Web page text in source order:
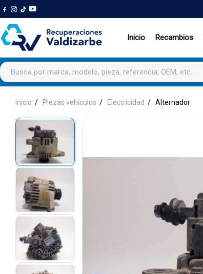
Inicio Recambios
Buscar productos
Inicio Piezas vehículos Electricidad Alternador